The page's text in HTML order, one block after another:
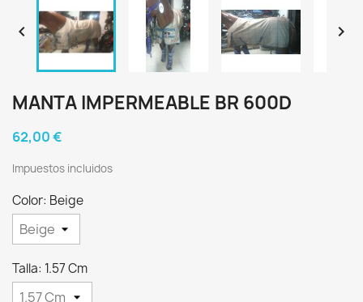
 
MANTA IMPERMEABLE BR 600D
62,00 €
Impuestos incluidos
Color: Beige
Talla: 1.57 Cm